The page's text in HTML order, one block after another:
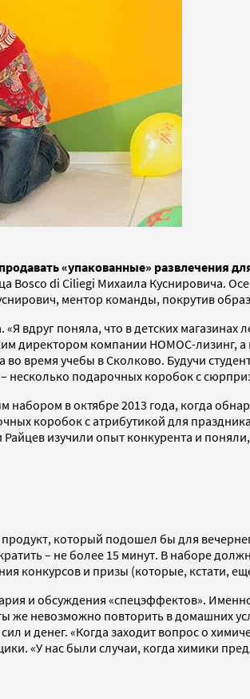
«упакованные» развлечения
Bosco di Ciliegi Михаила Куснировича.
ментор команды, покрутив
вдруг поняла, что в детских
директором компании НОМОС-лизинг,
время учебы в Сколково. Будучи
подарочных коробок с
в октябре 2013 года, когда
коробок с атрибутикой для
изучили опыт конкурента и поняли,
который подошел бы для
– не более 15 минут. В наборе
конкурсов и призы (которые, кстати,
и обсуждения «спецэффектов».
же невозможно повторить в домашних
и денег. «Когда заходит вопрос о
«У нас были случаи, когда химики